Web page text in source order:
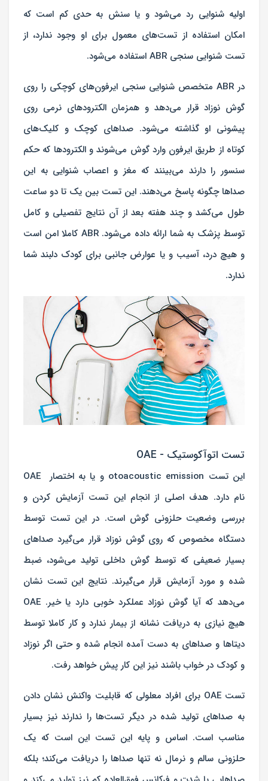
اولیه شنوایی رد می‌شود و یا سنش به حدی کم است که
امکان استفاده از تست‌های معمول برای او وجود ندارد، از
تست شنوایی سنجی ABR استفاده می‌شود.
در ABR متخصص شنوایی‌ سنجی ایرفون‌های کوچکی را روی
گوش نوزاد قرار می‌دهد و همزمان الکترود‌های نرمی روی
پیشونی او گذاشته می‌شود. صداهای کوچک و کلیک‌های
کوتاه از طریق ایرفون وارد گوش می‌شوند و الکترودها که حکم
سنسور را دارند می‌بینند که مغز و اعصاب شنوایی به این
صداها چگونه پاسخ می‌دهند. این تست بین یک تا دو ساعت
طول می‌کشد و چند هفته بعد از آن نتایج تفصیلی و کامل
توسط پزشک به شما ارائه داده می‌شود. ABR کاملا امن است
و هیچ درد، آسیب و یا عوارض جانبی برای کودک دلبند شما
ندارد.
تست اتوآکوستیک - OAE
این تست otoacoustic emission و یا به اختصار OAE
نام دارد. هدف اصلی از انجام این تست آزمایش کردن و
بررسی وضعیت حلزونی گوش است. در این تست توسط
دستگاه مخصوص که روی گوش نوزاد قرار می‌گیرد صداهای
بسیار ضعیفی که توسط گوش داخلی تولید می‌شود، ضبط
شده و مورد آزمایش قرار می‌گیرند. نتایج این تست نشان
می‌دهد که آیا گوش نوزاد عملکرد خوبی دارد یا خیر. OAE
هیچ نیازی به دریافت نشانه از بیمار ندارد و کار کاملا توسط
دیتاها و صداهای به دست آمده انجام شده و حتی اگر نوزاد
و کودک در خواب باشند نیز این کار پیش خواهد رفت.
تست OAE برای افراد معلولی که قابلیت واکنش نشان دادن
به صداهای تولید شده در دیگر تست‌ها را ندارند نیز بسیار
مناسب است. اساس و پایه این تست این است که یک
حلزونی سالم و نرمال نه تنها صداها را دریافت می‌کند؛ بلکه